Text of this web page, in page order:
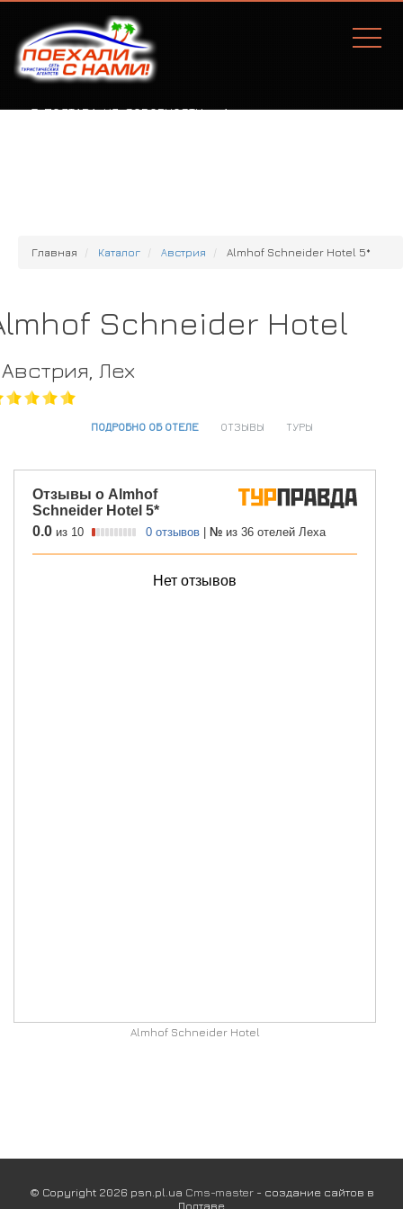
Г. ПОЛТАВА, УЛ. СОБОРНОСТИ, 77А
Главная Каталог Австрия Almhof Schneider Hotel 5*
Schneider Hotel
Австрия, Лех
ПОДРОБНО ОБ ОТЕЛЕ ОТЗЫВЫ ТУРЫ
Almhof Schneider Hotel
© Copyright 2026 psn.pl.ua Cms-master- создание сайтов в
Полтаве